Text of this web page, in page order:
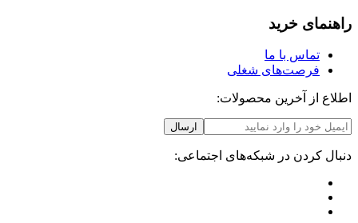
راهنمای خرید
تماس با ما
فرصت‌های شغلی
اطلاع از آخرین محصولات:
ارسال
دنبال کردن در شبکه‌های اجتماعی: